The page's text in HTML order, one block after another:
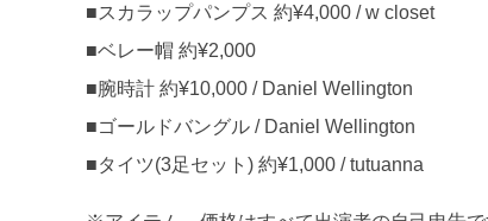
■スカラップパンプス 約¥4,000 / w closet
■ベレー帽 約¥2,000
■腕時計 約¥10,000 / Daniel Wellington
■ゴールドバングル / Daniel Wellington
■タイツ(3足セット) 約¥1,000 / tutuanna